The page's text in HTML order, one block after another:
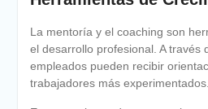
La mentoría y el coaching son
el desarrollo profesional. A través
empleados pueden recibir
trabajadores más experimentados.